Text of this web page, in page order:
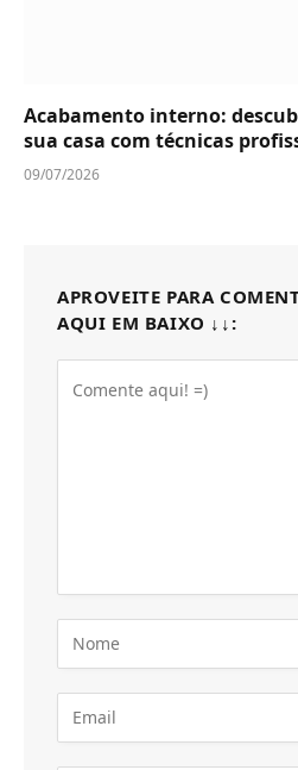
Acabamento interno:
sua casa com técnicas
09/07/2026
APROVEITE PARA
AQUI EM BAIXO ↓↓: